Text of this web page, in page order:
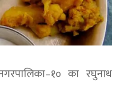
का रघुनाथ